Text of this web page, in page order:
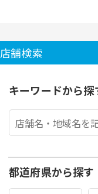
店舗検索
キーワードから探
都道府県から探す